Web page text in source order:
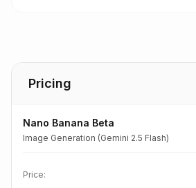
Pricing
Nano Banana Beta
Image Generation (Gemini 2.5 Flash)
Price: